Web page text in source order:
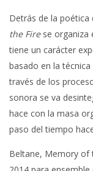
Detrás de la
the Firese organiza
tiene un carácter
basado en la
través de los
sonora se va
hace con la masa
paso del tiempo
Beltane, Memory of